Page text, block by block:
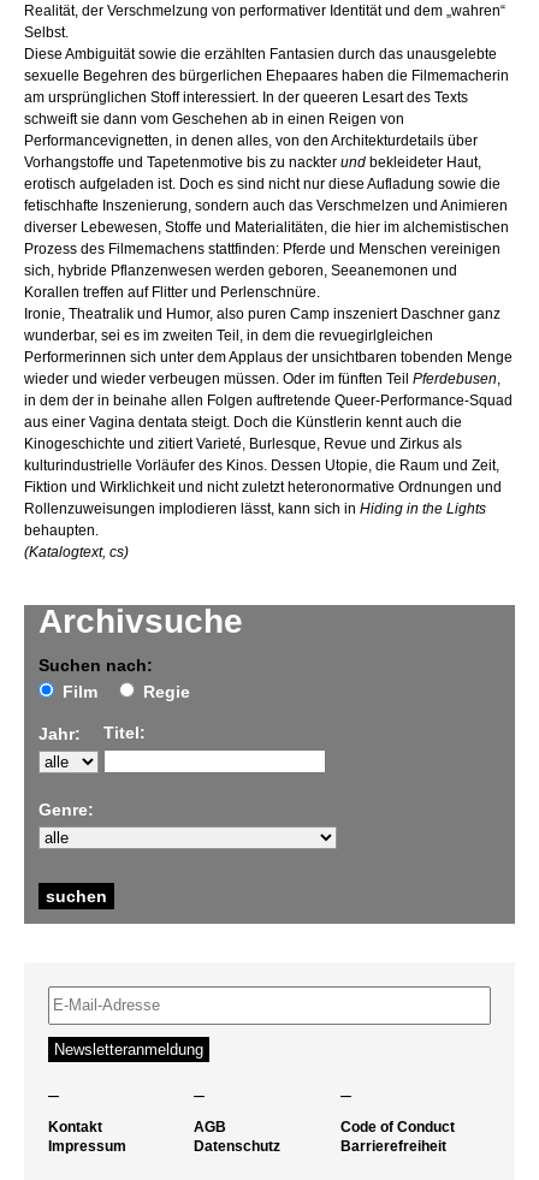
Archivsuche
Suchen nach:
Film
Regie
Jahr: Titel:
Genre:
Realität, der Verschmelzung von performativer Identität und dem „wahren“
Selbst.
Diese Ambiguität sowie die erzählten Fantasien durch das unausgelebte
sexuelle Begehren des bürgerlichen Ehepaares haben die Filmemacherin
am ursprünglichen Stoff interessiert. In der queeren Lesart des Texts
schweift sie dann vom Geschehen ab in einen Reigen von
Performancevignetten, in denen alles, von den Architekturdetails über
Vorhangstoffe und Tapetenmotive bis zu nackter und bekleideter Haut,
erotisch aufgeladen ist. Doch es sind nicht nur diese Aufladung sowie die
fetischhafte Inszenierung, sondern auch das Verschmelzen und Animieren
diverser Lebewesen, Stoffe und Materialitäten, die hier im alchemistischen
Prozess des Filmemachens stattfinden: Pferde und Menschen vereinigen
sich, hybride Pflanzenwesen werden geboren, Seeanemonen und
Korallen treffen auf Flitter und Perlenschnüre.
Ironie, Theatralik und Humor, also puren Camp inszeniert Daschner ganz
wunderbar, sei es im zweiten Teil, in dem die revuegirlgleichen
Performerinnen sich unter dem Applaus der unsichtbaren tobenden Menge
wieder und wieder verbeugen müssen. Oder im fünften Teil Pferdebusen,
in dem der in beinahe allen Folgen auftretende Queer-Performance-Squad
aus einer Vagina dentata steigt. Doch die Künstlerin kennt auch die
Kinogeschichte und zitiert Varieté, Burlesque, Revue und Zirkus als
kulturindustrielle Vorläufer des Kinos. Dessen Utopie, die Raum und Zeit,
Fiktion und Wirklichkeit und nicht zuletzt heteronormative Ordnungen und
Rollenzuweisungen implodieren lässt, kann sich in Hiding in the Lights
behaupten.
(Katalogtext, cs)
– – –
Kontakt
Impressum
AGB
Datenschutz
Code of Conduct
Barrierefreiheit